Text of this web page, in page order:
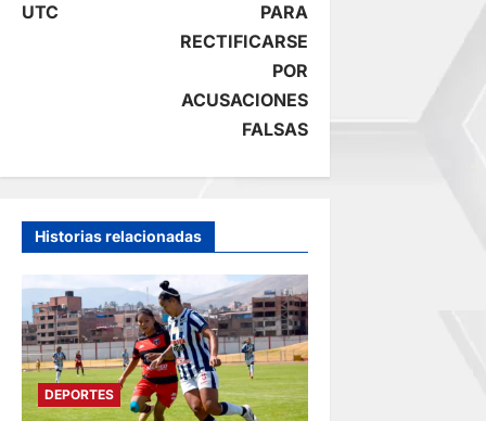
a
ó
n
e
e
UTC
PARA
RECTIFICARSE
POR
ACUSACIONES
FALSAS
Historias relacionadas
DEPORTES